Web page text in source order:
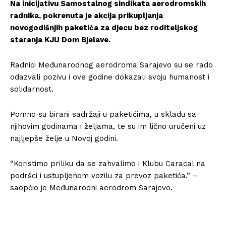
Na inicijativu Samostalnog sindikata aerodromskih
radnika, pokrenuta je akcija prikupljanja
novogodišnjih paketića za djecu bez roditeljskog
staranja KJU Dom Bjelave.
Radnici Međunarodnog aerodroma Sarajevo su se rado
odazvali pozivu i ove godine dokazali svoju humanost i
solidarnost.
Pomno su birani sadržaji u paketićima, u skladu sa
njihovim godinama i željama, te su im lično uručeni uz
najljepše želje u Novoj godini.
“Koristimo priliku da se zahvalimo i Klubu Caracal na
podršci i ustupljenom vozilu za prevoz paketića.” –
saopćio je Međunarodni aerodrom Sarajevo.